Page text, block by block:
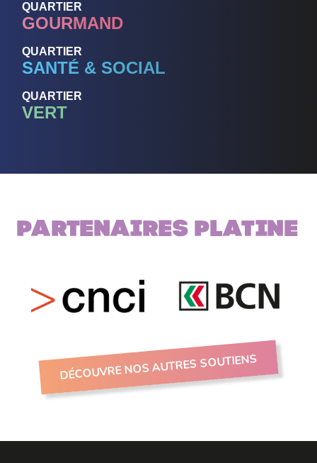
QUARTIER
GOURMAND
QUARTIER
SANTÉ & SOCIAL
QUARTIER
VERT
Partenaires PLATINE
DÉCOUVRE NOS AUTRES SOUTIENS